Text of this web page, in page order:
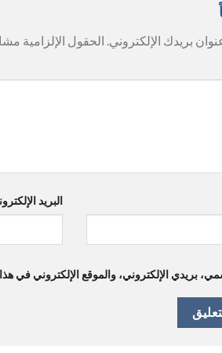
بريدك الإلكتروني. الحقول الإلزامية
البريد
بريدي الإلكتروني، والموقع الإلكتروني في